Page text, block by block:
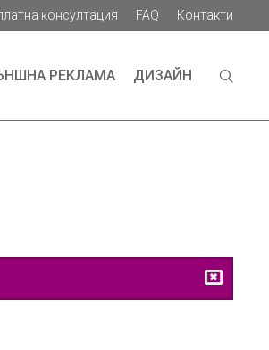
консултация FAQ Контакти
РЕКЛАМА ДИЗАЙН